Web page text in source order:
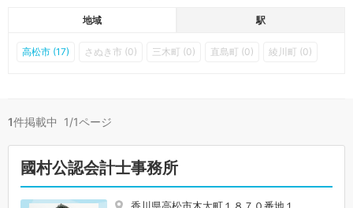
地域 駅
高松市 (17) さぬき市 (0) 三木町 (0) 直島町 (0) 綾川町 (0)
1件掲載中 1/1ページ
國村公認会計士事務所